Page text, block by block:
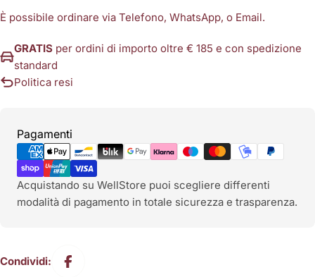
È possibile ordinare via Telefono, WhatsApp, o Email.
GRATIS per ordini di importo oltre € 185 e con spedizione
standard
Politica resi
Pagamenti
Metodi
di
pagamento
Acquistando su WellStore puoi scegliere differenti
modalità di pagamento in totale sicurezza e trasparenza.
Condividi: